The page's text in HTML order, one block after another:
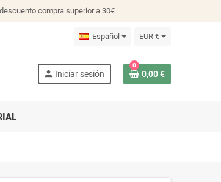
compra superior a 30€
Español EUR €
person Iniciar sesión
0
0,00 €